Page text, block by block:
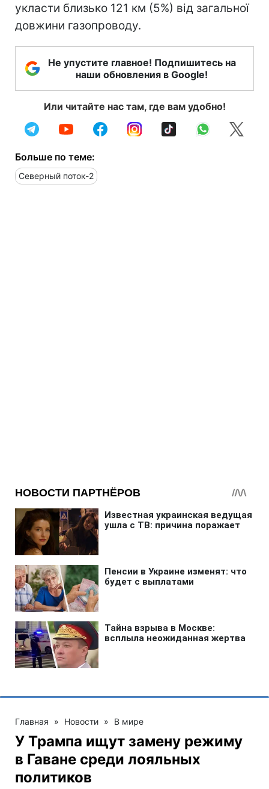
укласти близько 121 км (5%) від загальної
довжини газопроводу.
Не упустите главное! Подпишитесь на
наши обновления в Google!
Или читайте нас там, где вам удобно!
Больше по теме:
Северный поток-2
Главная » Новости » В мире
У Трампа ищут замену режиму
в Гаване среди лояльных
политиков